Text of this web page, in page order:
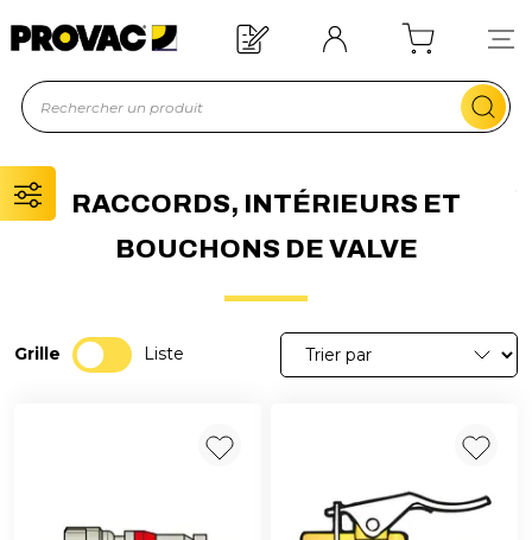
Offre de bienvenue : 20€ offerts !
En savoir plus
RACCORDS, INTÉRIEURS ET
BOUCHONS DE VALVE
Grille Liste